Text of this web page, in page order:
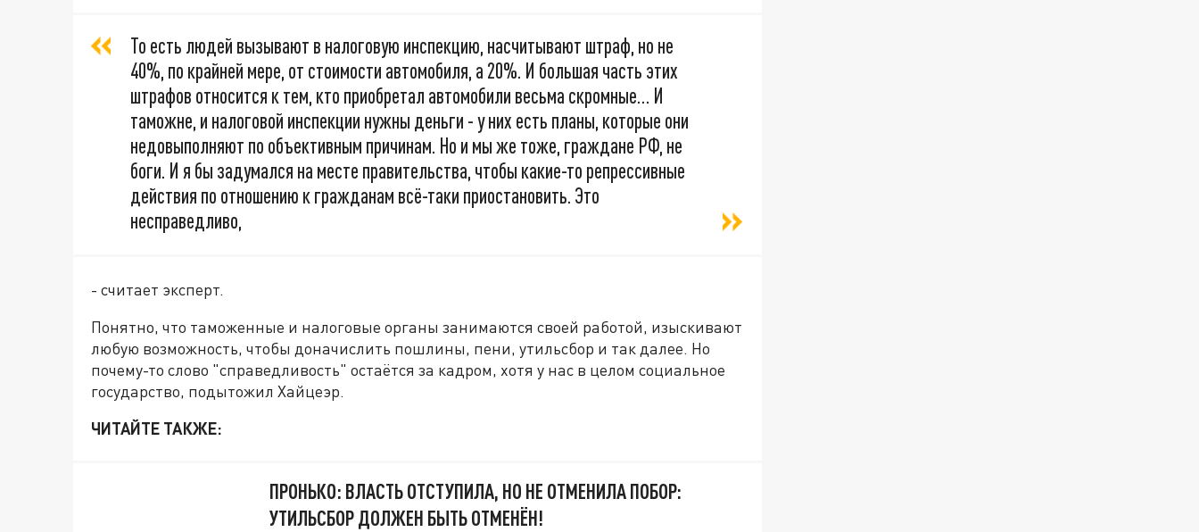
То есть людей вызывают в налоговую инспекцию, насчитывают штраф, но не
40%, по крайней мере, от стоимости автомобиля, а 20%. И большая часть этих
штрафов относится к тем, кто приобретал автомобили весьма скромные… И
таможне, и налоговой инспекции нужны деньги - у них есть планы, которые они
недовыполняют по объективным причинам. Но и мы же тоже, граждане РФ, не
боги. И я бы задумался на месте правительства, чтобы какие-то репрессивные
действия по отношению к гражданам всё-таки приостановить. Это
несправедливо,
- считает эксперт.
Понятно, что таможенные и налоговые органы занимаются своей работой, изыскивают
любую возможность, чтобы доначислить пошлины, пени, утильсбор и так далее. Но
почему-то слово "справедливость" остаётся за кадром, хотя у нас в целом социальное
государство, подытожил Хайцеэр.
ЧИТАЙТЕ ТАКЖЕ:
ПРОНЬКО: ВЛАСТЬ ОТСТУПИЛА, НО НЕ ОТМЕНИЛА ПОБОР:
УТИЛЬСБОР ДОЛЖЕН БЫТЬ ОТМЕНЁН!